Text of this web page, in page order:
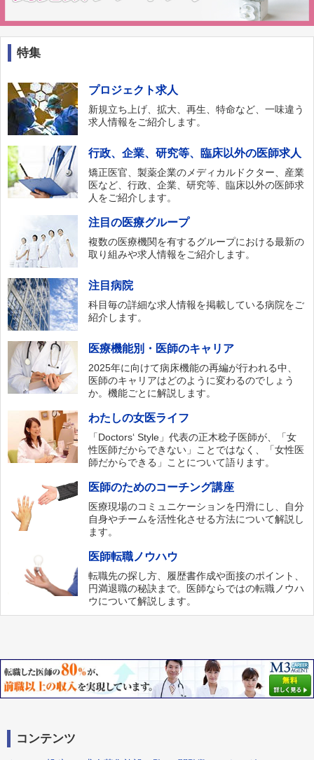
特集
プロジェクト求人
新規立ち上げ、拡大、再生、特命など、一味違う
求人情報をご紹介します。
行政、企業、研究等、臨床以外の医師求人
矯正医官、製薬企業のメディカルドクター、産業
医など、行政、企業、研究等、臨床以外の医師求
人をご紹介します。
注目の医療グループ
複数の医療機関を有するグループにおける最新の
取り組みや求人情報をご紹介します。
注目病院
科目毎の詳細な求人情報を掲載している病院をご
紹介します。
医療機能別・医師のキャリア
2025年に向けて病床機能の再編が行われる中、
医師のキャリアはどのように変わるのでしょう
か。機能ごとに解説します。
わたしの女医ライフ
「Doctors‘ Style」代表の正木稔子医師が、「女
性医師だからできない」ことではなく、「女性医
師だからできる」ことについて語ります。
医師のためのコーチング講座
医療現場のコミュニケーションを円滑にし、自分
自身やチームを活性化させる方法について解説し
ます。
医師転職ノウハウ
転職先の探し方、履歴書作成や面接のポイント、
円満退職の秘訣まで。医師ならではの転職ノウハ
ウについて解説します。
コンテンツ